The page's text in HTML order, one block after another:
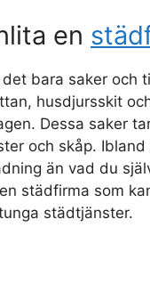
en
bara saker och
husdjursskit
Dessa saker
och skåp.
än vad du
städfirma som
städtjänster.